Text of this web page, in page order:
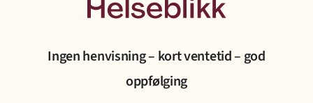
Ingen henvisning – kort ventetid – god
oppfølging